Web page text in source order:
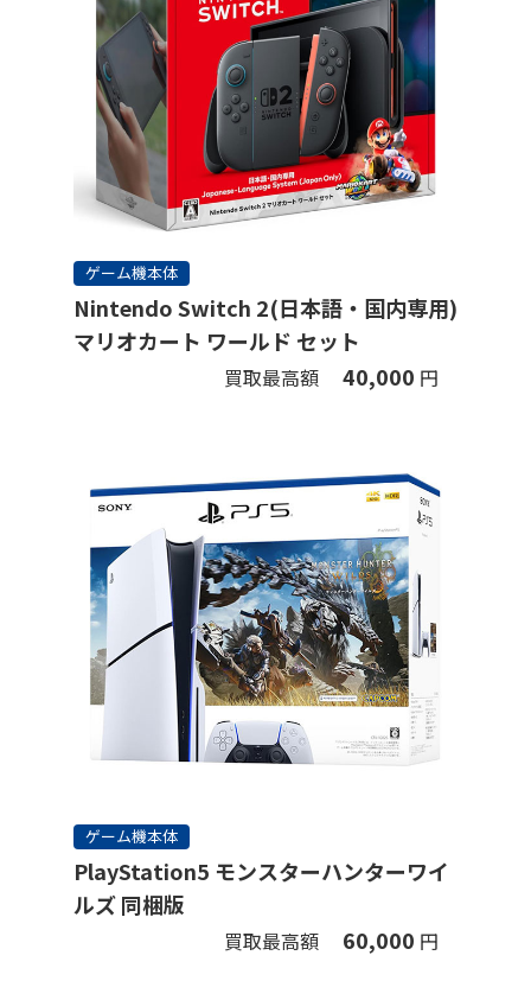
ゲーム機本体
Nintendo Switch 2(日本語・国内専用)
マリオカート ワールド セット
買取最高額 40,000 円
ゲーム機本体
PlayStation5 モンスターハンターワイ
ルズ 同梱版
買取最高額 60,000 円